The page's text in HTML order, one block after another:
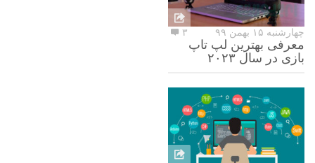
چهارشنبه ۱۵ بهمن ۹۹ ۳
معرفی بهترین لپ تاپ
بازی در سال ۲۰۲۳